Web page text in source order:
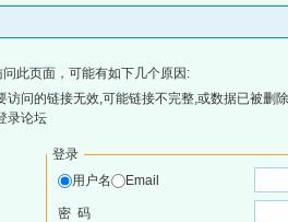
此页面，可能有如下几个原因:
访问的链接无效,可能链接不完整,或数据已被删
录论坛
登录
用户名
Email
密 码